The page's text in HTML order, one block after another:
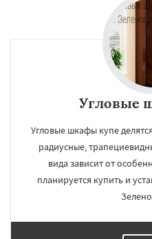
Угловые
Угловые шкафы купе
радиусные,
вида зависит от
планируется купить и